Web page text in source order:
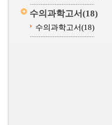
수의과학고서(18)
수의과학고서(18)